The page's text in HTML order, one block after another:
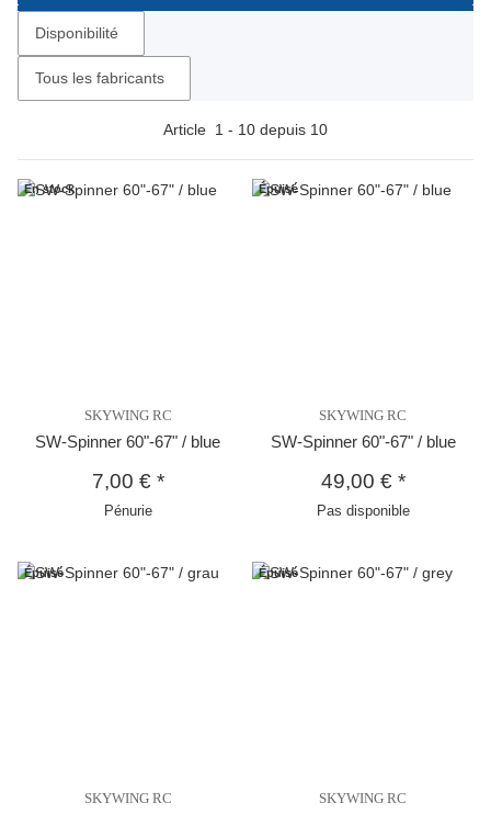
Disponibilité
Tous les fabricants
Article 1 - 10 depuis 10
En stock
SKYWING RC
SW-Spinner 60"-67" / blue
7,00 € *
Pénurie
Épuisé
SKYWING RC
SW-Spinner 60"-67" / blue
49,00 € *
Pas disponible
Épuisé
SKYWING RC
Épuisé
SKYWING RC